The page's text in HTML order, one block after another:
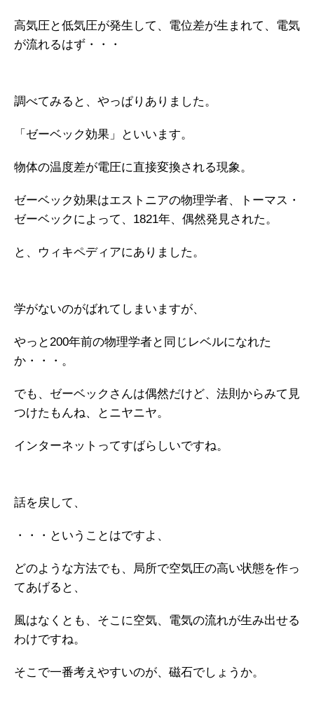
高気圧と低気圧が発生して、電位差が生まれて、電気
が流れるはず・・・
調べてみると、やっぱりありました。
「ゼーベック効果」といいます。
物体の温度差が電圧に直接変換される現象。
ゼーベック効果はエストニアの物理学者、トーマス・
ゼーベックによって、1821年、偶然発見された。
と、ウィキペディアにありました。
学がないのがばれてしまいますが、
やっと200年前の物理学者と同じレベルになれた
か・・・。
でも、ゼーベックさんは偶然だけど、法則からみて見
つけたもんね、とニヤニヤ。
インターネットってすばらしいですね。
話を戻して、
・・・ということはですよ、
どのような方法でも、局所で空気圧の高い状態を作っ
てあげると、
風はなくとも、そこに空気、電気の流れが生み出せる
わけですね。
そこで一番考えやすいのが、磁石でしょうか。